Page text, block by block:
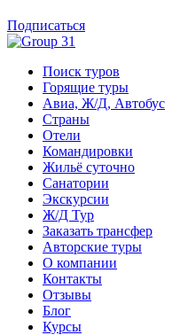
Подписаться
Поиск туров
Горящие туры
Авиа, Ж/Д, Автобус
Страны
Отели
Командировки
Жильё суточно
Санатории
Экскурсии
Ж/Д Тур
Заказать трансфер
Авторские туры
О компании
Контакты
Отзывы
Блог
Курсы